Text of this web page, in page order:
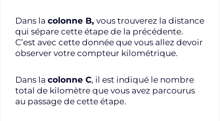
Dans la colonne B, vous trouverez la distance
qui sépare cette étape de la précédente.
C’est avec cette donnée que vous allez devoir
observer votre compteur kilométrique.
Dans la colonne C, il est indiqué le nombre
total de kilomètre que vous avez parcourus
au passage de cette étape.